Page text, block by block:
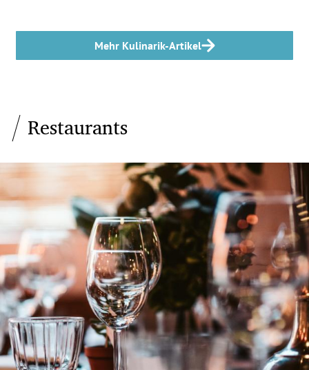
Mehr Kulinarik-Artikel
Restaurants